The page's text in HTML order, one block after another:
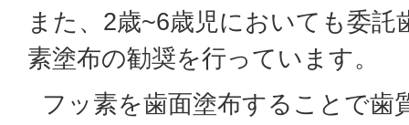
また、2歳~6歳児においても委託
素塗布の勧奨を行っています。
フッ素を歯面塗布することで歯